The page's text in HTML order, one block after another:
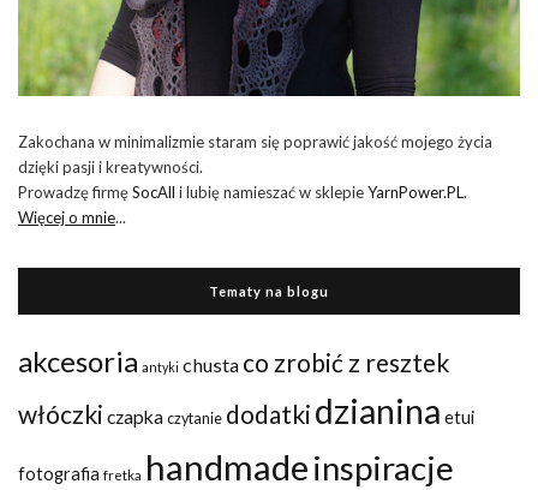
Zakochana w minimalizmie staram się poprawić jakość mojego życia
dzięki pasji i kreatywności.
Prowadzę firmęSocAll i lubię namieszać w sklepieYarnPower.PL.
Więcej o mnie...
Tematy na blogu
akcesoria antyki chusta co zrobić z resztek
włóczki czapka czytanie dodatki dzianina etui
fotografia fretka handmadeinspiracje